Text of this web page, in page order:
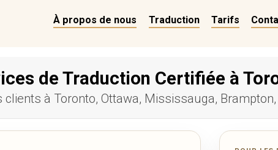
À propos de nous Traduction Tarifs
de Traduction Certifiée à
à Toronto, Ottawa, Mississauga,